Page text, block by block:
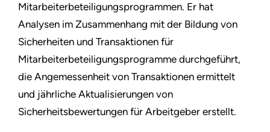
Mitarbeiterbeteiligungsprogrammen. Er hat
Analysen im Zusammenhang mit der Bildung von
Sicherheiten und Transaktionen für
Mitarbeiterbeteiligungsprogramme durchgeführt,
die Angemessenheit von Transaktionen ermittelt
und jährliche Aktualisierungen von
Sicherheitsbewertungen für Arbeitgeber erstellt.